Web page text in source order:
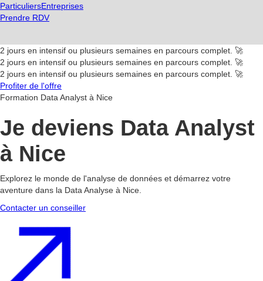
ParticuliersEntreprises
Prendre RDV
2 jours en intensif ou plusieurs semaines en parcours complet. 🚀
2 jours en intensif ou plusieurs semaines en parcours complet. 🚀
2 jours en intensif ou plusieurs semaines en parcours complet. 🚀
Profiter de l'offre
Formation Data Analyst à Nice
Je deviens Data Analyst
à Nice
Explorez le monde de l'analyse de données et démarrez votre
aventure dans la Data Analyse à Nice.
Contacter un conseiller